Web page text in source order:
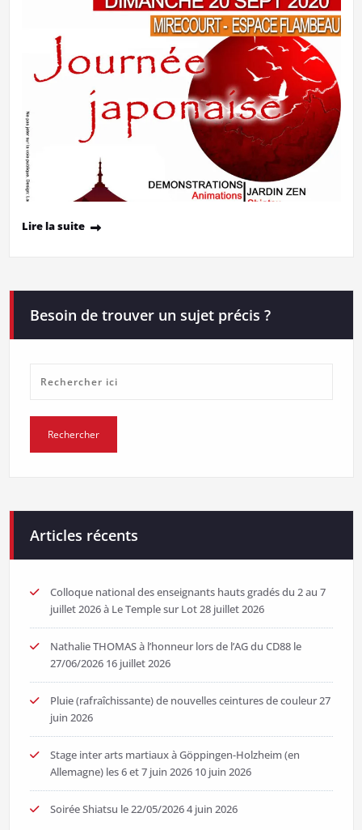
Lire la suite
Besoin de trouver un sujet précis ?
Articles récents
Colloque national des enseignants hauts gradés du 2 au 7
juillet 2026 à Le Temple sur Lot 28 juillet 2026
Nathalie THOMAS à l’honneur lors de l’AG du CD88 le
27/06/2026 16 juillet 2026
Pluie (rafraîchissante) de nouvelles ceintures de couleur 27
juin 2026
Stage inter arts martiaux à Göppingen-Holzheim (en
Allemagne) les 6 et 7 juin 2026 10 juin 2026
Soirée Shiatsu le 22/05/20264 juin 2026